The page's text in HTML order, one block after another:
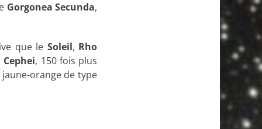
Gorgonea Secunda,
que le Soleil, Rho
, 150 fois plus
orange de type